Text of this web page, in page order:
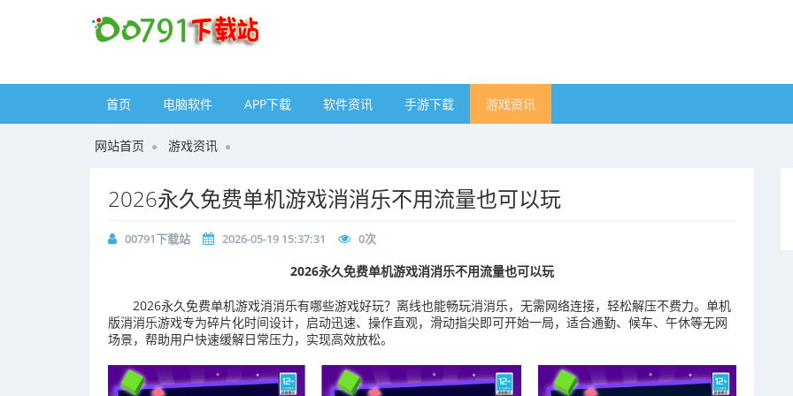
首页 电脑软件 APP下载 软件资讯 手游下载 游戏资讯
网站首页 游戏资讯
2026永久免费单机游戏消消乐不用流量也可以玩
00791下载站 2026-05-19 15:37:31 0次
2026永久免费单机游戏消消乐不用流量也可以玩
2026永久免费单机游戏消消乐有哪些游戏好玩？ 离线也能畅玩消消乐，无需网络连接，轻松解压不费力。单机
版消消乐游戏专为碎片化时间设计，启动迅速、操作直观，滑动指尖即可开始一局，适合通勤、候车、午休等无网
场景，帮助用户快速缓解日常压力，实现高效放松。